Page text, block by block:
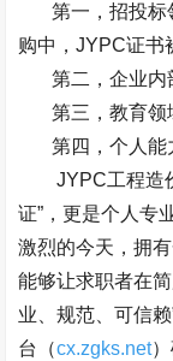
第一，招投标
购中，JYPC证书
第二，企业内
第三，教育领
第四，个人能
JYPC工程造
证” ，更是个人专
激烈的今天，拥
能够让求职者在
业、规范、可信赖
台（cx.zgks.net